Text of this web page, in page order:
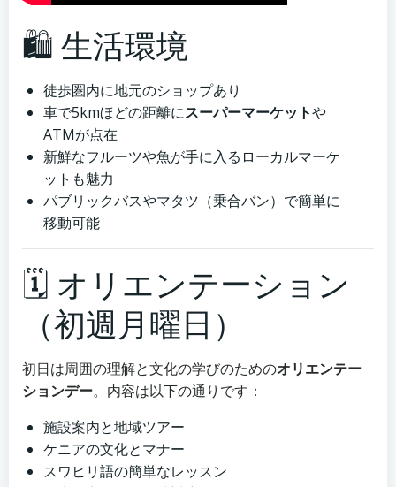
🛍 生活環境
徒歩圏内に地元のショップあり
車で5kmほどの距離にスーパーマーケットや
ATMが点在
新鮮なフルーツや魚が手に入るローカルマーケ
ットも魅力
パブリックバスやマタツ（乗合バン）で簡単に
移動可能
🗓 オリエンテーション
（初週月曜日）
初日は周囲の理解と文化の学びのためのオリエンテー
ションデー。内容は以下の通りです：
施設案内と地域ツアー
ケニアの文化とマナー
スワヒリ語の簡単なレッスン